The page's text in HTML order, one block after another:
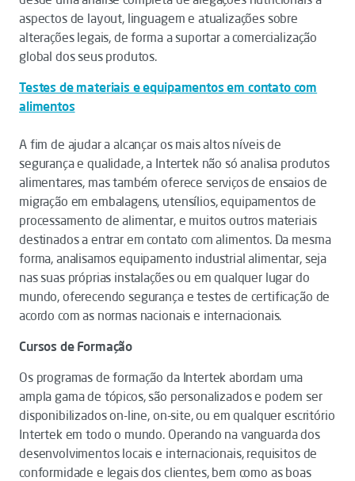
aspectos de layout, linguagem e atualizações sobre
alterações legais, de forma a suportar a comercialização
global dos seus produtos.
Testes de materiais e equipamentos em contato com
alimentos
A fim de ajudar a alcançar os mais altos níveis de
segurança e qualidade, a Intertek não só analisa produtos
alimentares, mas também oferece serviços de ensaios de
migração em embalagens, utensílios, equipamentos de
processamento de alimentar, e muitos outros materiais
destinados a entrar em contato com alimentos. Da mesma
forma, analisamos equipamento industrial alimentar, seja
nas suas próprias instalações ou em qualquer lugar do
mundo, oferecendo segurança e testes de certificação de
acordo com as normas nacionais e internacionais.
Cursos de Formação
Os programas de formação da Intertek abordam uma
ampla gama de tópicos, são personalizados e podem ser
disponibilizados on-line, on-site, ou em qualquer escritório
Intertek em todo o mundo. Operando na vanguarda dos
desenvolvimentos locais e internacionais, requisitos de
conformidade e legais dos clientes, bem como as boas